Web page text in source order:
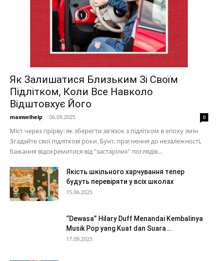
Як Залишатися Близьким Зі Своїм
Підлітком, Коли Все Навколо
Відштовхує Його
maxwelhelp - 06.09.2025 0
Міст через прірву: як зберегти зв'язок з підлітком в епоху змін
Згадайте свої підліткові роки. Бунт, прагнення до незалежності,
бажання відокремитися від "застарілих" поглядів...
Якість шкільного харчування тепер
будуть перевіряти у всіх школах
15.06.2025
“Dewasa” Hilary Duff Menandai Kembalinya
Musik Pop yang Kuat dan Suara...
17.09.2025